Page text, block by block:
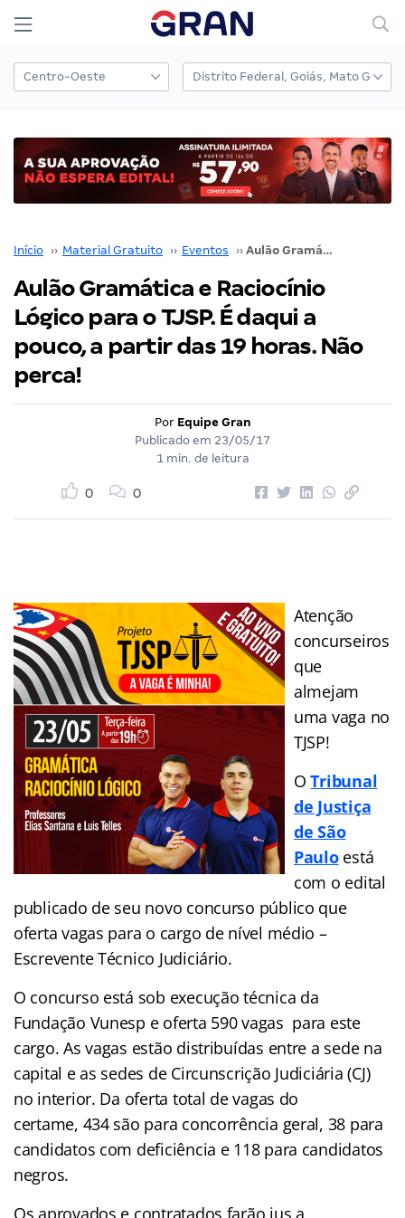
Início ›› Material Gratuito ›› Eventos ›› Aulão Gramática e Raciocínio Lógico para o TJSP. É daqui a pouco, a partir das 19 horas. Não perca!
Aulão Gramática e Raciocínio
Lógico para o TJSP. É daqui a
pouco, a partir das 19 horas. Não
perca!
Por Equipe Gran
Publicado em 23/05/17
1 min. de leitura
0 0
Atenção
concurseiros
que
almejam
uma vaga no
TJSP!
OTribunal
de Justiça
de São
Paulo está
com o edital
publicado de seu novo concurso público que
oferta vagas para o cargo de nível médio –
Escrevente Técnico Judiciário.
O concurso está sob execução técnica da
Fundação Vunesp e oferta 590 vagas para este
cargo. As vagas estão distribuídas entre a sede na
capital e as sedes de Circunscrição Judiciária (CJ)
no interior. Da oferta total de vagas do
certame, 434 são para concorrência geral, 38 para
candidatos com deficiência e 118 para candidatos
negros.
Os aprovados e contratados farão jus a